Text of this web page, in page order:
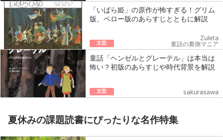
「いばら姫」の原作が怖すぎる！グリム
版、ペロー版のあらすじとともに解説
文芸
Zuleta
童話の裏側マニア
童話「ヘンゼルとグレーテル」は本当は
怖い？初版のあらすじや時代背景を解説
文芸 sakurasawa
夏休みの課題読書にぴったりな名作特集